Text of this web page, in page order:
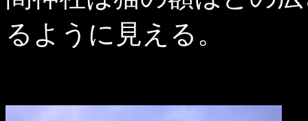
るように見える。